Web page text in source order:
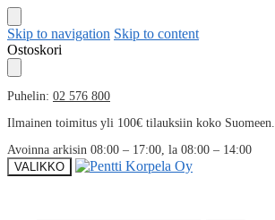
Skip to navigation Skip to content
Ostoskori
Puhelin: 02 576 800
Ilmainen toimitus yli 100€ tilauksiin koko Suomeen.
Avoinna arkisin 08:00 – 17:00, la 08:00 – 14:00
VALIKKO